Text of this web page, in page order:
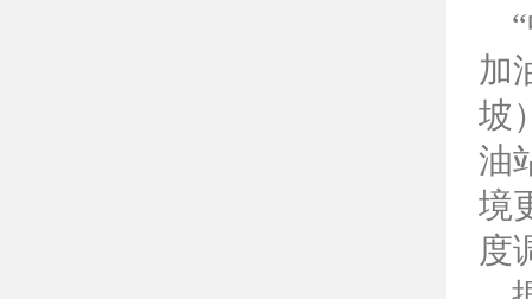
加
坡
油
境
度